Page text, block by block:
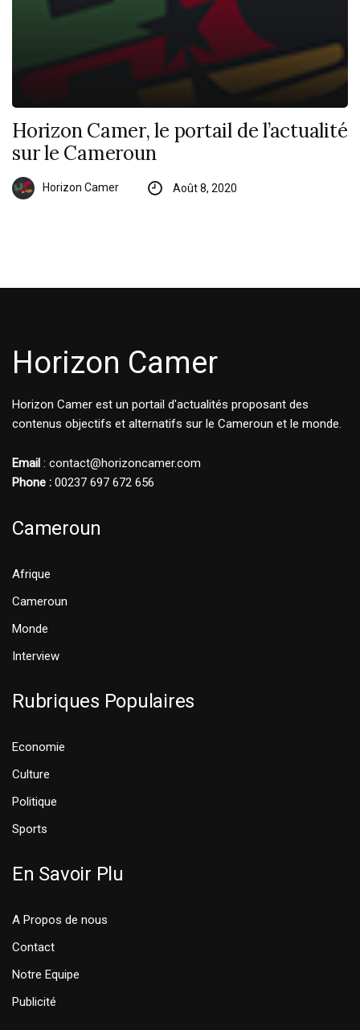
Horizon Camer, le portail de l’actualité
sur le Cameroun
Horizon Camer Août 8, 2020
Horizon Camer
Horizon Camer est un portail d'actualités proposant des
contenus objectifs et alternatifs sur le Cameroun et le monde.
Email : contact@horizoncamer.com
Phone : 00237 697 672 656
Cameroun
Afrique
Cameroun
Monde
Interview
Rubriques Populaires
Economie
Culture
Politique
Sports
En Savoir Plu
A Propos de nous
Contact
Notre Equipe
Publicité